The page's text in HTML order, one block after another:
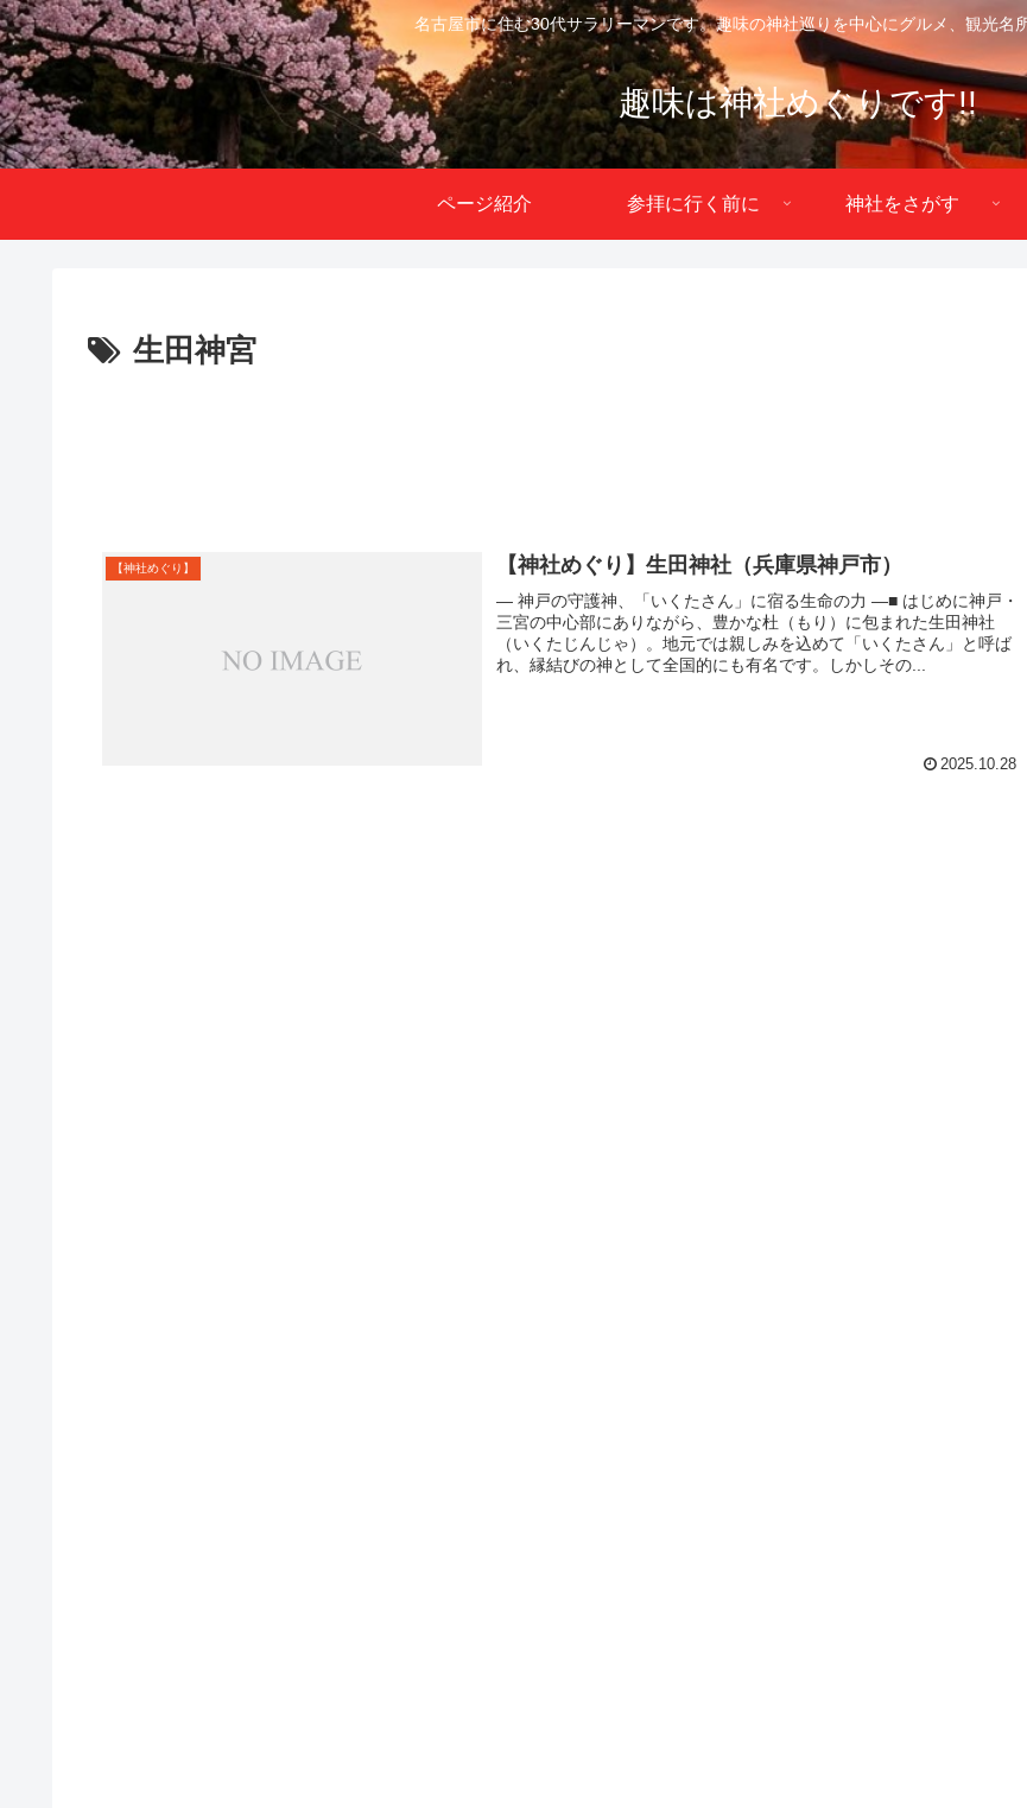
名古屋市に住む30代サラリーマンです。趣味の神社巡りを中心にグルメ、観光名
趣味は神社めぐりです!!
ページ紹介 参拝に行く前に 神社をさがす
生田神宮
【神社めぐり】 【神社めぐり】生田神社（兵庫県神戸市）
― 神戸の守護神、「いくたさん」に宿る生命の力 ―■ はじめに神戸・
三宮の中心部にありながら、豊かな杜（もり）に包まれた生田神社
（いくたじんじゃ）。地元では親しみを込めて「いくたさん」と呼ば
れ、縁結びの神として全国的にも有名です。しかしその...
2025.10.28